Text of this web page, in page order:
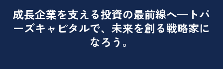
成長企業を支える投資の最前線へ—トパ
ーズキャピタルで、未来を創る戦略家に
なろう。